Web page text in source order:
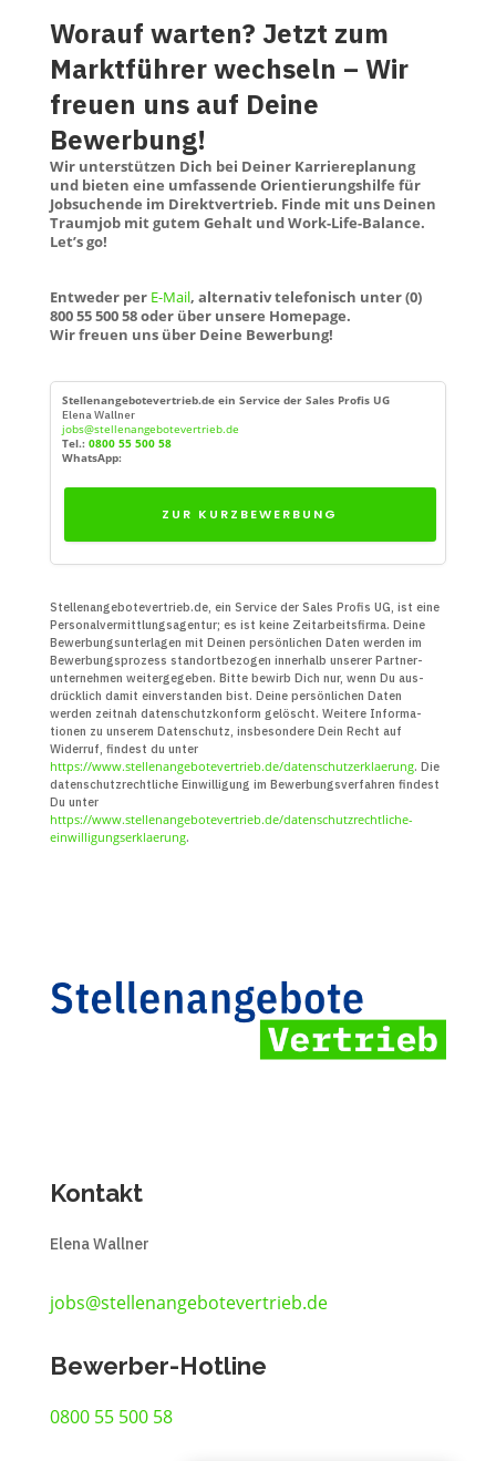
Worauf warten? Jetzt zum
Marktführer wechseln – Wir
freuen uns auf Deine
Bewerbung!
Wir unterstützen Dich bei Deiner Karriereplanung
und bieten eine umfassende Orientierungshilfe für
Jobsuchende im Direktvertrieb. Finde mit uns Deinen
Traumjob mit gutem Gehalt und Work-Life-Balance.
Let’s go!
Entweder per E-Mail, alternativ telefonisch unter (0)
800 55 500 58 oder über unsere Homepage.
Wir freuen uns über Deine Bewerbung!
Stellenangebotevertrieb.de ein Service der Sales Profis UG
Elena Wallner
jobs@stellenangebotevertrieb.de
Tel.: 0800 55 500 58
WhatsApp:
ZUR KURZBEWERBUNG
Stellenangebotevertrieb.de, ein Service der Sales Profis UG, ist eine
Personal­vermittlungs­agentur; es ist keine Zeit­arbeits­firma. Deine
Bewerbungs­unter­lagen mit Deinen persön­lichen Daten werden im
Bewerbungs­prozess standort­bezogen innerhalb unserer Partner­
unter­nehmen weiter­gegeben. Bitte bewirb Dich nur, wenn Du aus­
drücklich damit ein­verstanden bist. Deine persön­lichen Daten
werden zeitnah daten­schutz­konform gelöscht. Weitere Infor­ma­
tionen zu unserem Daten­schutz, insbe­sondere Dein Recht auf
Widerruf, findest du unter
https://www.stellenangebotevertrieb.de/datenschutzerklaerung. Die
daten­schutz­recht­liche Ein­willigung im Bewerbungs­verfahren findest
Du unter
https://www.stellenangebotevertrieb.de/datenschutzrechtliche-
einwilligungserklaerung.
Kontakt
Elena Wallner
jobs@stellenangebotevertrieb.de
Bewerber-Hotline
0800 55 500 58